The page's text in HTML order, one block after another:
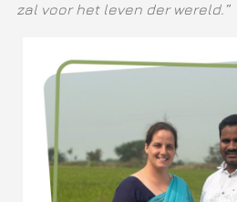
zal voor het leven der wereld.”